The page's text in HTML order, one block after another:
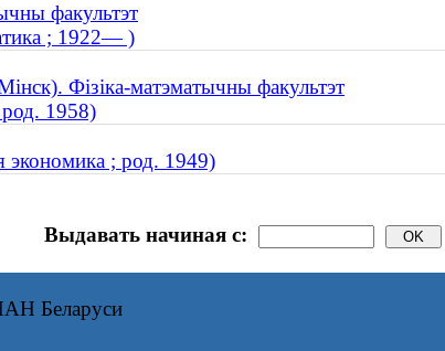
факультэт
; 1922— )
Фізіка-матэматычны факультэт
1958)
экономика ; род. 1949)
Выдавать начиная с:
Беларуси